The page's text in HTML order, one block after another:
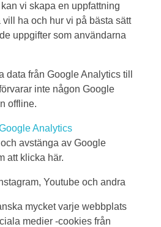
vi skapa en uppfattning
ha och hur vi på bästa sätt
uppgifter som användarna
data från Google Analytics till
inte någon Google
offline.
Analytics
och avstänga av Google
att klicka här.
Youtube och andra
mycket varje webbplats
medier -cookies från